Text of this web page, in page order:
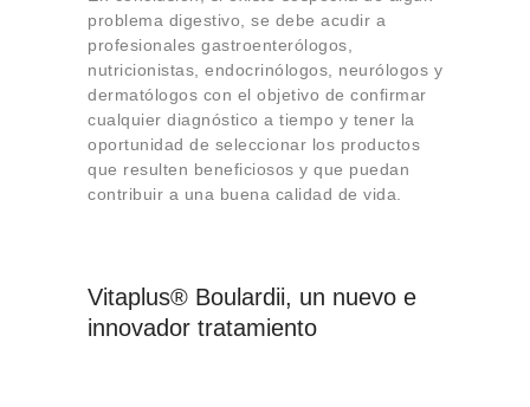
problema digestivo, se debe acudir a
profesionales gastroenterólogos,
nutricionistas, endocrinólogos, neurólogos y
dermatólogos con el objetivo de confirmar
cualquier diagnóstico a tiempo y tener la
oportunidad de seleccionar los productos
que resulten beneficiosos y que puedan
contribuir a una buena calidad de vida.
Vitaplus® Boulardii, un nuevo e
innovador tratamiento